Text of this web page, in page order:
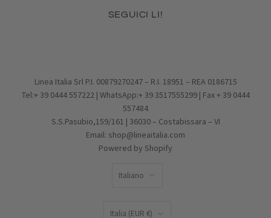
Blog
Come usare la tua Gift Card
Cookie Policy
Novità & Best Seller
SEGUICI LI!
Linea Italia Srl P.I. 00879270247 – R.I. 18951 – REA 0186715
Tel:+ 39 0444 557222 | WhatsApp:+ 39 3517555299 | Fax + 39 0444
557484
S.S.Pasubio,159/161 | 36030 – Costabissara – VI
Email: shop@lineaitalia.com
Powered by Shopify
LINGUA
Italiano
PAESE
Italia (EUR €)